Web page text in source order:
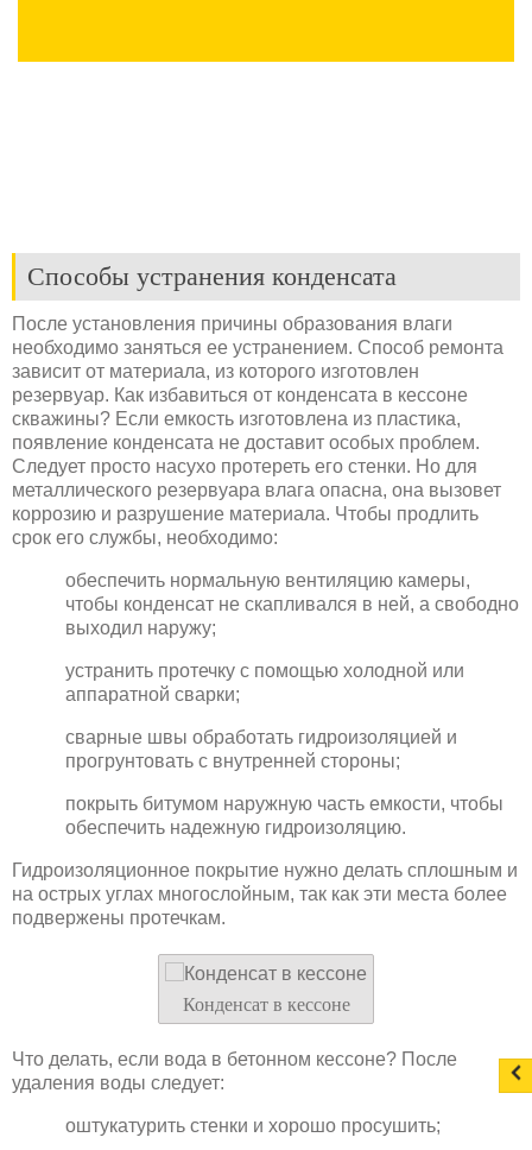
Способы устранения конденсата
После установления причины образования влаги
необходимо заняться ее устранением. Способ ремонта
зависит от материала, из которого изготовлен
резервуар. Как избавиться от конденсата в кессоне
скважины? Если емкость изготовлена из пластика,
появление конденсата не доставит особых проблем.
Следует просто насухо протереть его стенки. Но для
металлического резервуара влага опасна, она вызовет
коррозию и разрушение материала. Чтобы продлить
срок его службы, необходимо:
обеспечить нормальную вентиляцию камеры,
чтобы конденсат не скапливался в ней, а свободно
выходил наружу;
устранить протечку с помощью холодной или
аппаратной сварки;
сварные швы обработать гидроизоляцией и
прогрунтовать с внутренней стороны;
покрыть битумом наружную часть емкости, чтобы
обеспечить надежную гидроизоляцию.
Гидроизоляционное покрытие нужно делать сплошным и
на острых углах многослойным, так как эти места более
подвержены протечкам.
Конденсат в кессоне
Что делать, если вода в бетонном кессоне? После
удаления воды следует:
оштукатурить стенки и хорошо просушить;